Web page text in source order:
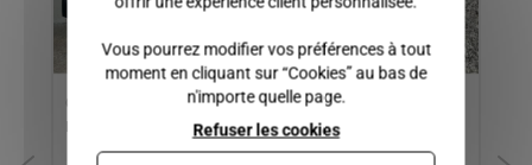
Capot chatenet MEDIA,
BAROODER, SPEEDINO
BOITIER COMPLET DE
THERMOSTAT MOTEUR
LOMBARDINI FOCS ET
Vous pourrez modifier vos préférences à tout
moment en cliquant sur “Cookies” au bas de
n'importe quelle page.
Refuser les cookies